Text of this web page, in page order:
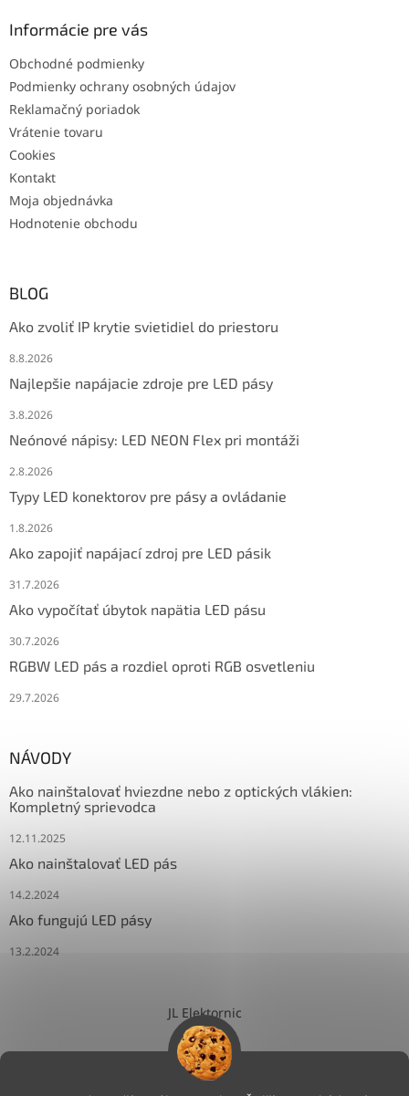
Informácie pre vás
Obchodné podmienky
Podmienky ochrany osobných údajov
Reklamačný poriadok
Vrátenie tovaru
Cookies
Kontakt
Moja objednávka
Hodnotenie obchodu
BLOG
Ako zvoliť IP krytie svietidiel do priestoru
8.8.2026
Najlepšie napájacie zdroje pre LED pásy
3.8.2026
Neónové nápisy: LED NEON Flex pri montáži
2.8.2026
Typy LED konektorov pre pásy a ovládanie
1.8.2026
Ako zapojiť napájací zdroj pre LED pásik
31.7.2026
Ako vypočítať úbytok napätia LED pásu
30.7.2026
RGBW LED pás a rozdiel oproti RGB osvetleniu
29.7.2026
NÁVODY
Ako nainštalovať hviezdne nebo z optických vlákien:
Kompletný sprievodca
12.11.2025
Ako nainštalovať LED pás
14.2.2024
Ako fungujú LED pásy
13.2.2024
JL Elektornic